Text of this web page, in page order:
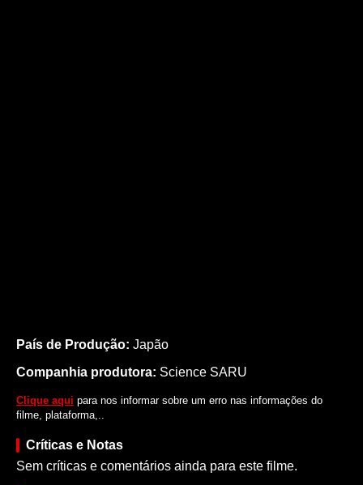
País de Produção: Japão
Companhia produtora: Science SARU
Clique aqui para nos informar sobre um erro nas informações do
filme, plataforma,..
Críticas e Notas
Sem críticas e comentários ainda para este filme.